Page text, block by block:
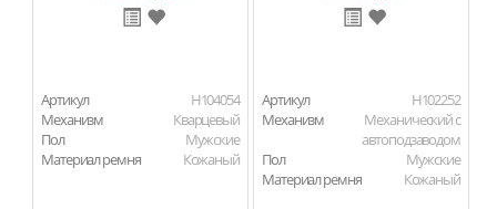
Артикул
H104054
Механизм
Кварцевый
Пол
Мужские
Материал ремня
Кожаный
Артикул
H102252
Механизм
Механический с
автоподзаводом
Пол
Мужские
Материал ремня
Кожаный